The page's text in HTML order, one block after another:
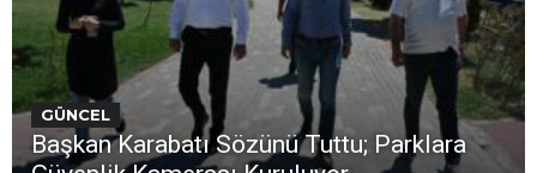
GÜNCEL
Başkan Karabatı Sözünü Tuttu; Parklara